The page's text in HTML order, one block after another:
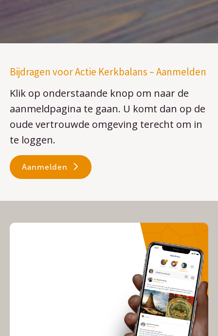
Bijdragen voor Actie Kerkbalans – Aanmelden
Klik op onderstaande knop om naar de
aanmeldpagina te gaan. U komt dan op de
oude vertrouwde omgeving terecht om in
te loggen.
Aanmelden